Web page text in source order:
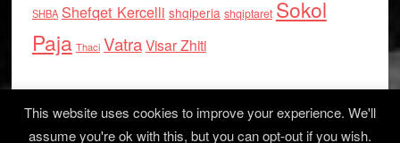
SHBA Shefqet Kercelli shqiperia shqiptaret Sokol
Paja Thaci VatraVisar Zhiti
This website uses cookies to improve your experience. We'll
assume you're ok with this, but you can opt-out if you wish.